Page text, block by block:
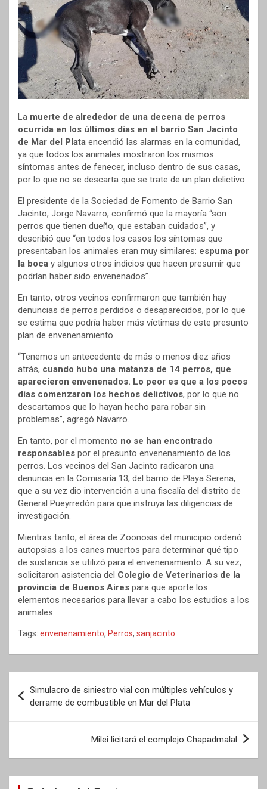
La muerte de alrededor de una decena de perros
ocurrida en los últimos días en el barrio San Jacinto
de Mar del Plata encendió las alarmas en la comunidad,
ya que todos los animales mostraron los mismos
síntomas antes de fenecer, incluso dentro de sus casas,
por lo que no se descarta que se trate de un plan delictivo.
El presidente de la Sociedad de Fomento de Barrio San
Jacinto, Jorge Navarro, confirmó que la mayoría “son
perros que tienen dueño, que estaban cuidados”, y
describió que “en todos los casos los síntomas que
presentaban los animales eran muy similares: espuma por
la boca y algunos otros indicios que hacen presumir que
podrían haber sido envenenados”.
En tanto, otros vecinos confirmaron que también hay
denuncias de perros perdidos o desaparecidos, por lo que
se estima que podría haber más víctimas de este presunto
plan de envenenamiento.
“Tenemos un antecedente de más o menos diez años
atrás, cuando hubo una matanza de 14 perros, que
aparecieron envenenados. Lo peor es que a los pocos
días comenzaron los hechos delictivos, por lo que no
descartamos que lo hayan hecho para robar sin
problemas”, agregó Navarro.
En tanto, por el momento no se han encontrado
responsables por el presunto envenenamiento de los
perros. Los vecinos del San Jacinto radicaron una
denuncia en la Comisaría 13, del barrio de Playa Serena,
que a su vez dio intervención a una fiscalía del distrito de
General Pueyrredón para que instruya las diligencias de
investigación.
Mientras tanto, el área de Zoonosis del municipio ordenó
autopsias a los canes muertos para determinar qué tipo
de sustancia se utilizó para el envenenamiento. A su vez,
solicitaron asistencia del Colegio de Veterinarios de la
provincia de Buenos Aires para que aporte los
elementos necesarios para llevar a cabo los estudios a los
animales.
Tags: envenenamiento, Perros, sanjacinto
de
entradas
Simulacro de siniestro vial con múltiples vehículos y
derrame de combustible en Mar del Plata
Milei licitará el complejo Chapadmalal